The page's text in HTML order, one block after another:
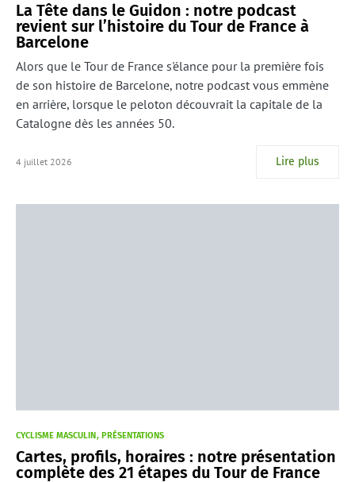
La Tête dans le Guidon : notre podcast
revient sur l’histoire du Tour de France à
Barcelone
Alors que le Tour de France s'élance pour la première fois
de son histoire de Barcelone, notre podcast vous emmène
en arrière, lorsque le peloton découvrait la capitale de la
Catalogne dès les années 50.
4 juillet 2026 Lire plus
CYCLISME MASCULIN PRÉSENTATIONS
Cartes, profils, horaires : notre présentation
complète des 21 étapes du Tour de France